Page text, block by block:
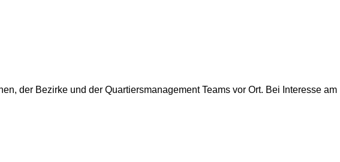
der Bezirke und der Quartiersmanagement Teams vor Ort. Bei Interesse am